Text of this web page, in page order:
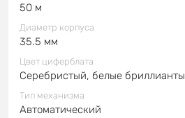
50 м
Диаметр корпуса
35.5 мм
Цвет циферблата
Серебристый, белые бриллианты
Тип механизма
Автоматический